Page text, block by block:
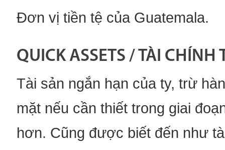
Đơn vị tiền tệ của Guatemala.
QUICK ASSETS / TÀI
Tài sản ngắn hạn của ty, trừ
mặt nếu cần thiết trong giai
hơn. Cũng được biết đến như